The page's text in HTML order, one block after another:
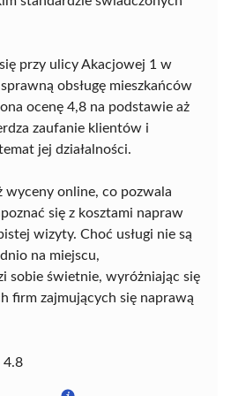
przy ulicy Akacjowej 1 w
obsługę mieszkańców
ocenę 4,8 na podstawie aż
zaufanie klientów i
jej działalności.
wyceny online, co pozwala
się z kosztami napraw
wizyty. Choć usługi nie są
na miejscu,
sobie świetnie, wyróżniając się
firm zajmujących się naprawą
4.8